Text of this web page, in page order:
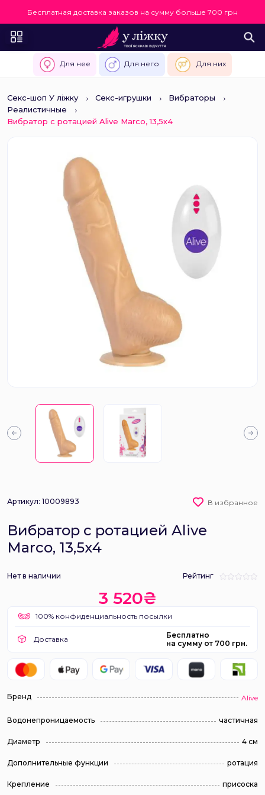
Бесплатная доставка заказов на сумму больше 700 грн
Для нее Для него Для них
Секс-шоп У ліжку Секс-игрушки
Вибраторы
Реалистичные
Вибратор с ротацией Alive Marco, 13,5х4
Артикул: 10009893 В избранное
Вибратор с ротацией Alive
Marco, 13,5х4
Нет в наличии Рейтинг
3 520₴
100% конфиденциальность посылки
Доставка
Бесплатно
на сумму от 700 грн.
Бренд Alive
Водонепроницаемость частичная
Диаметр 4 см
Дополнительные функции ротация
Крепление присоска